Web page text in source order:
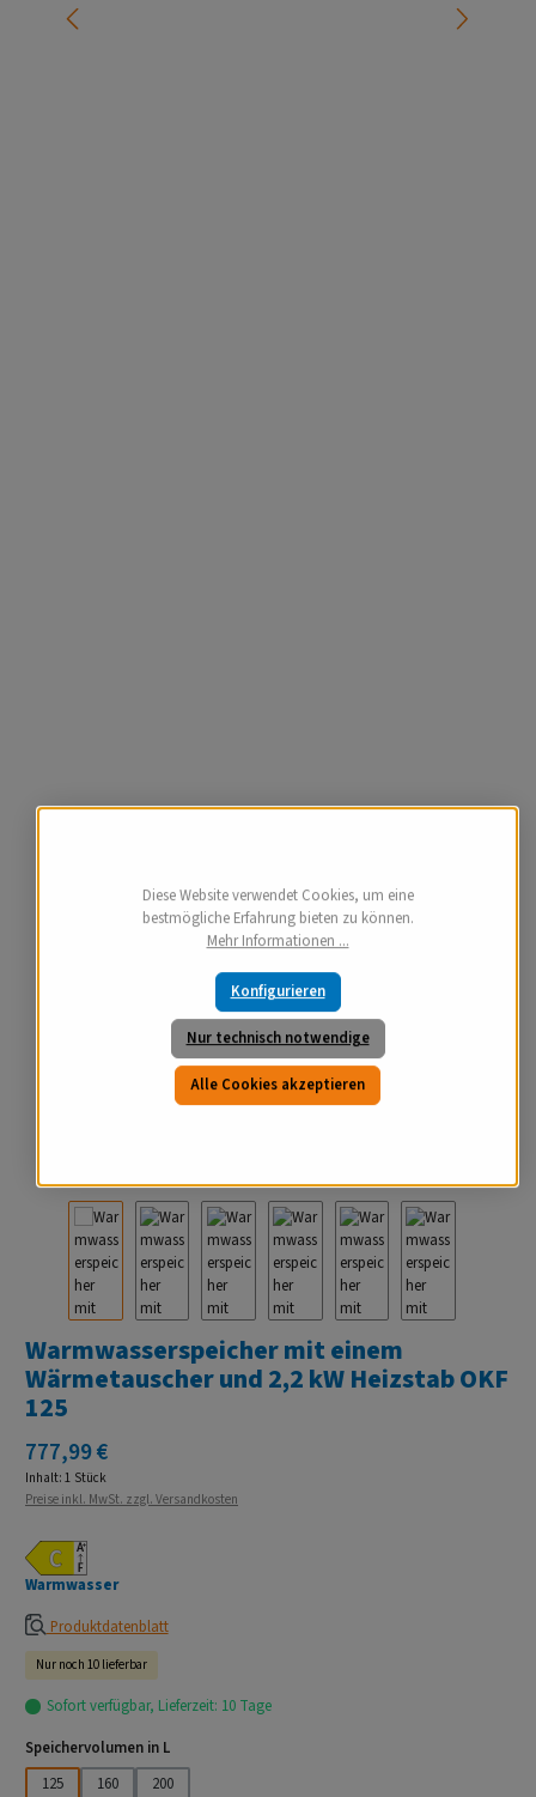
Warmwasserspeicher mit einem
Wärmetauscher und 2,2 kW Heizstab OKF
125
Regulärer Preis:
777,99 €
Inhalt: 1 Stück
Preise inkl. MwSt. zzgl. Versandkosten
Warmwasser
Produktdatenblatt
Nur noch 10 lieferbar
Sofort verfügbar, Lieferzeit: 10 Tage
Speichervolumen in Lauswählen
125
160 200
Diese Website verwendet Cookies, um eine
bestmögliche Erfahrung bieten zu können.
Mehr Informationen ...
Nur technisch notwendige
Konfigurieren
Alle Cookies akzeptieren